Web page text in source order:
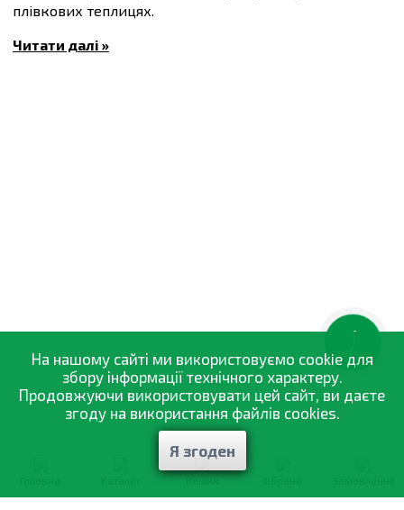
плівкових теплицях.
Середня маса плоду 300-350 г.
Читати далі »
Кошик
На нашому сайті ми використовуємо cookie для
збору інформації технічного характеру.
Продовжуючи використовувати цей сайт, ви даєте
згоду на використання файлів cookies.
Я згоден